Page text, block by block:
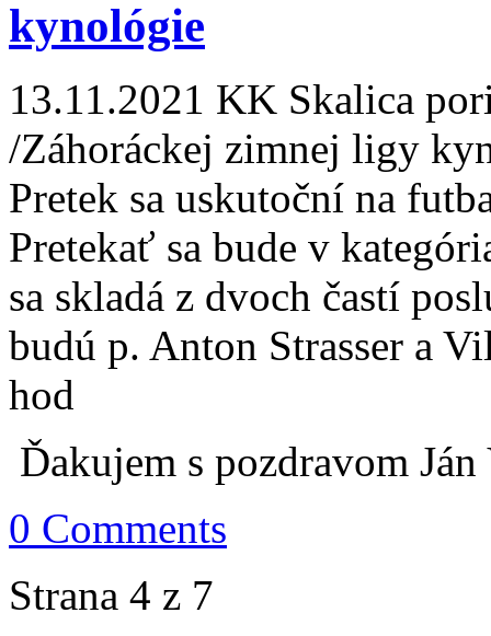
kynológie
13.11.2021 KK Skalica
/Záhoráckej zimnej ligy
Pretek sa uskutoční na
Pretekať sa bude v
sa skladá z dvoch častí
budú p. Anton Strasser a
hod
Ďakujem s pozdravom Ján
0 Comments
Strana 4 z 7